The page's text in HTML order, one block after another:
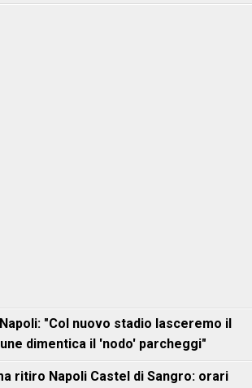
Napoli: "Col nuovo stadio lasceremo il
dimentica il 'nodo' parcheggi"
ritiro Napoli Castel di Sangro: orari